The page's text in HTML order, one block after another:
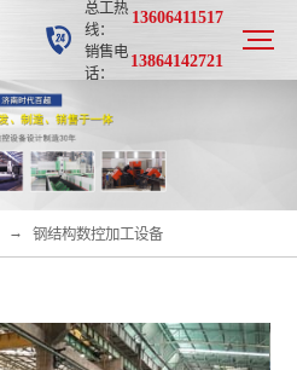
总工热
线：
13606411517
销售电
话：
13864142721
→ 钢结构数控加工设备